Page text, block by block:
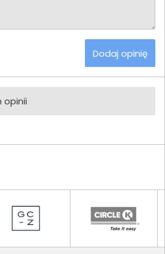
Dodaj opinię
opinii